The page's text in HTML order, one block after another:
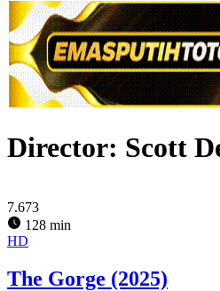
Director: Scott
7.673
128 min
HD
The Gorge (2025)